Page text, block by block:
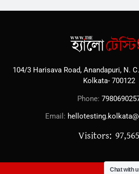
104/3 Harisava Road, Anandapuri, N.
Kolkata- 700122
Phone:
Email:
Visitors: 97,565
Chat with